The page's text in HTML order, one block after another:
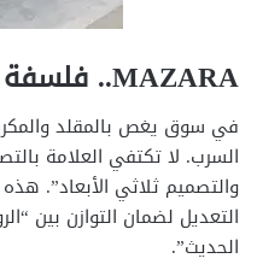
MAZARA.. فلسفة الهوية والتصميم
في سوق يغص بالمقلد
السرب. لا تكتفي العلامة
والتصميم ثلاثي الأبعاد”.
التعديل لضمان التوازن بين
الحديث”.